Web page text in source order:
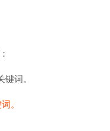
键词。
。